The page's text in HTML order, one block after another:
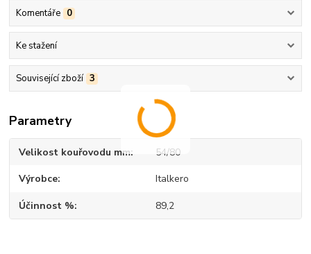
Komentáře 0
Ke stažení
Související zboží 3
Parametry
Velikost kouřovodu mm 54/80
Výrobce Italkero
Účinnost % 89,2